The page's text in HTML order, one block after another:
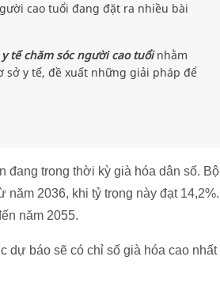
cao tuổi đang đặt ra nhiều bài
tế chăm sóc người cao tuổinhằm
sở y tế, đề xuất những giải pháp để
đang trong thời kỳ già hóa dân số. Bộ
2036, khi tỷ trọng này đạt 14,2%.
năm 2055.
dự báo sẽ có chỉ số già hóa cao nhất